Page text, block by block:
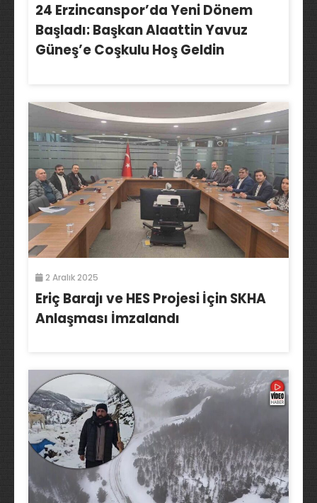
24 Erzincanspor’da Yeni Dönem
Başladı: Başkan Alaattin Yavuz
Güneş’e Coşkulu Hoş Geldin
2 Aralık 2025
Eriç Barajı ve HES Projesi İçin SKHA
Anlaşması İmzalandı